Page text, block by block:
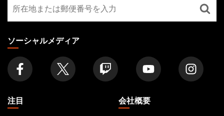
FOOTER
寄
り
の
店
舗
を
探
ソーシャルメディア
注目
会社概要